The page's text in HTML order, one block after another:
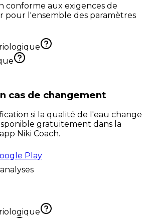
conforme aux exigences de
pour l'ensemble des paramètres
cas de changement
si la qualité de l'eau change
gratuitement dans la
Niki Coach.
Play